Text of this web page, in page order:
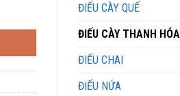
ĐIẾU CÀY QUẾ
ĐIẾU CÀY THANH HÓA
ĐIẾU CHAI
ĐIẾU NỨA